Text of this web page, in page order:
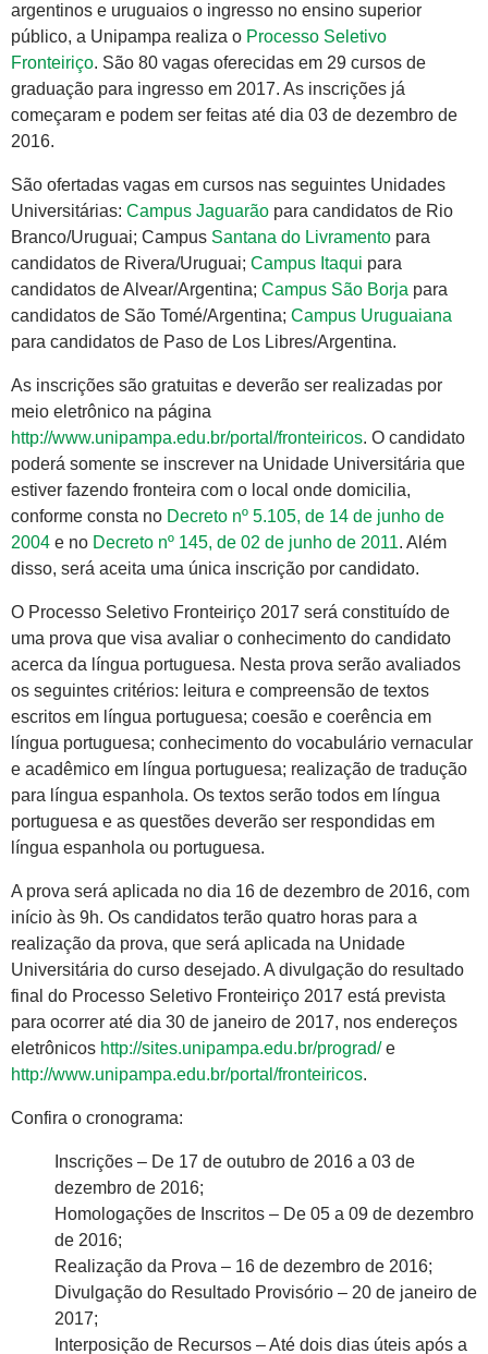
argentinos e uruguaios o ingresso no ensino superior
público, a Unipampa realiza o Processo Seletivo
Fronteiriço. São 80 vagas oferecidas em 29 cursos de
graduação para ingresso em 2017. As inscrições já
começaram e podem ser feitas até dia 03 de dezembro de
2016.
São ofertadas vagas em cursos nas seguintes Unidades
Universitárias: Campus Jaguarão para candidatos de Rio
Branco/Uruguai; Campus Santana do Livramento para
candidatos de Rivera/Uruguai; Campus Itaqui para
candidatos de Alvear/Argentina; Campus São Borja para
candidatos de São Tomé/Argentina; Campus Uruguaiana
para candidatos de Paso de Los Libres/Argentina.
As inscrições são gratuitas e deverão ser realizadas por
meio eletrônico na página
http://www.unipampa.edu.br/portal/fronteiricos. O candidato
poderá somente se inscrever na Unidade Universitária que
estiver fazendo fronteira com o local onde domicilia,
conforme consta no Decreto nº 5.105, de 14 de junho de
2004 e no Decreto nº 145, de 02 de junho de 2011. Além
disso, será aceita uma única inscrição por candidato.
O Processo Seletivo Fronteiriço 2017 será constituído de
uma prova que visa avaliar o conhecimento do candidato
acerca da língua portuguesa. Nesta prova serão avaliados
os seguintes critérios: leitura e compreensão de textos
escritos em língua portuguesa; coesão e coerência em
língua portuguesa; conhecimento do vocabulário vernacular
e acadêmico em língua portuguesa; realização de tradução
para língua espanhola. Os textos serão todos em língua
portuguesa e as questões deverão ser respondidas em
língua espanhola ou portuguesa.
A prova será aplicada no dia 16 de dezembro de 2016, com
início às 9h. Os candidatos terão quatro horas para a
realização da prova, que será aplicada na Unidade
Universitária do curso desejado. A divulgação do resultado
final do Processo Seletivo Fronteiriço 2017 está prevista
para ocorrer até dia 30 de janeiro de 2017, nos endereços
eletrônicos http://sites.unipampa.edu.br/prograd/e
http://www.unipampa.edu.br/portal/fronteiricos.
Confira o cronograma:
Inscrições – De 17 de outubro de 2016 a 03 de
dezembro de 2016;
Homologações de Inscritos – De 05 a 09 de dezembro
de 2016;
Realização da Prova – 16 de dezembro de 2016;
Divulgação do Resultado Provisório – 20 de janeiro de
2017;
Interposição de Recursos – Até dois dias úteis após a